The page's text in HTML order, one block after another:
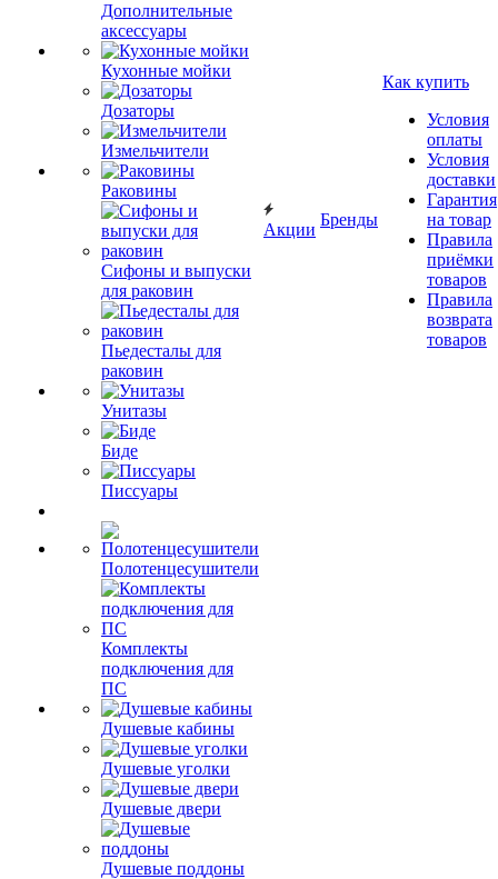
Дополнительные
аксессуары
Кухонные мойки
Дозаторы
Измельчители
Раковины
Сифоны и выпуски
для раковин
Пьедесталы для
раковин
Унитазы
Биде
Писсуары
Полотенцесушители
Комплекты
подключения для
ПС
Душевые кабины
Душевые уголки
Душевые двери
Душевые поддоны
Акции
Бренды
Как купить
Условия
оплаты
Условия
доставки
Гарантия
на товар
Правила
приёмки
товаров
Правила
возврата
товаров